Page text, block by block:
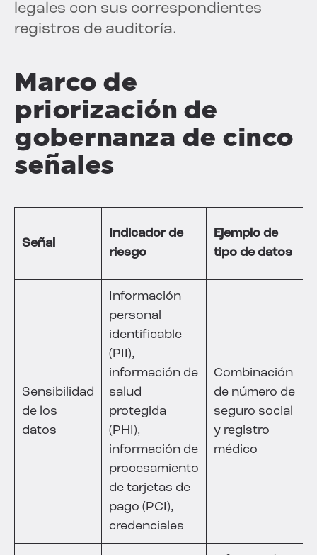
legales con sus correspondientes
registros de auditoría.
Marco de
priorización de
gobernanza de cinco
señales
Señal
Indicador de
riesgo
Ejemplo de
tipo de datos
Sensibilidad
de los
datos
Información
personal
identificable
(PII),
información de
salud
protegida
(PHI),
información de
procesamiento
de tarjetas de
pago (PCI),
credenciales
Combinación
de número de
seguro social
y registro
médico